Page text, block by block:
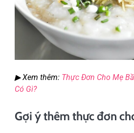
▶ Xem thêm: Thực Đơn Cho Mẹ
Có Gì?
Gợi ý thêm thực đơn